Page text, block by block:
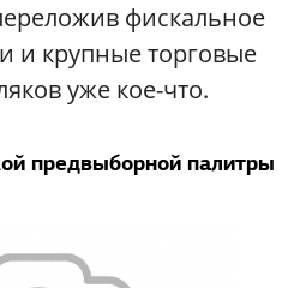
фискальное
и крупные торговые
уже кое-что.
предвыборной палитры